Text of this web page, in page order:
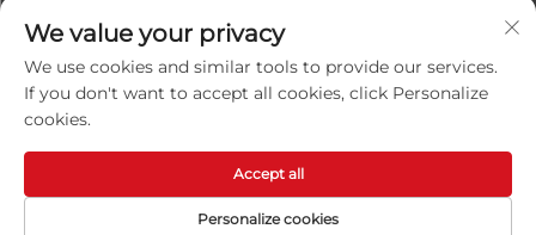
Upphovsrätt © 2025 China Shandong Luwanhong
Integritetspolicy
We value your privacy
We use cookies and similar tools to provide our services.
If you don't want to accept all cookies, click Personalize
cookies.
Personalize cookies
Accept all